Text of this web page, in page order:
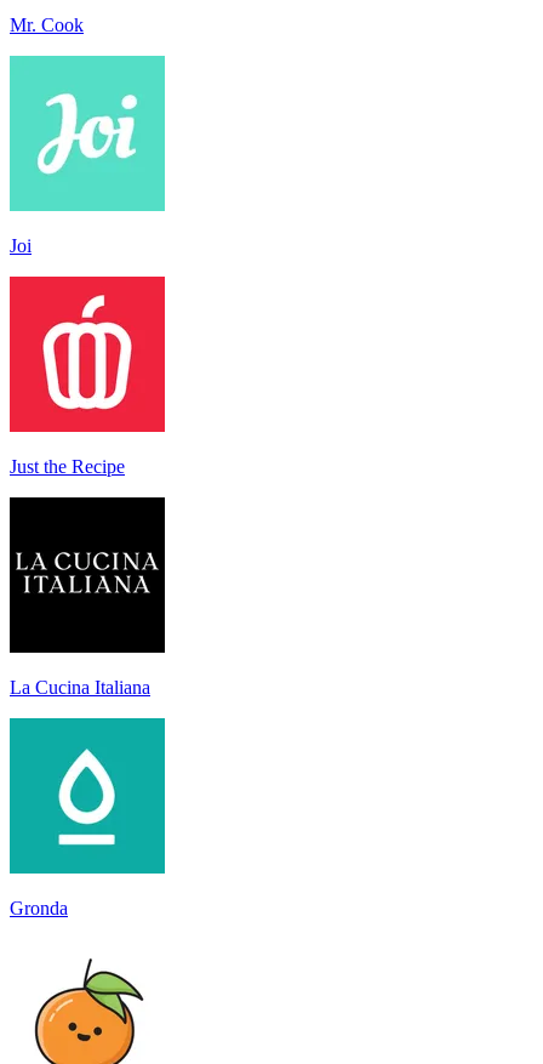
Mr. Cook
Joi
Just the Recipe
La Cucina Italiana
Gronda